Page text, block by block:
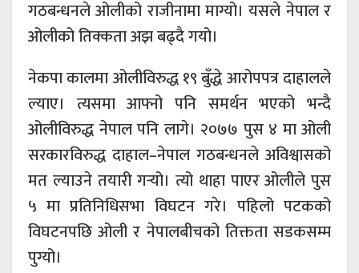
गठबन्धनले ओलीको राजीनामा माग्यो। यसले नेपाल र
ओलीको तिक्कता अझ बढ्दै गयो।
नेकपा कालमा ओलीविरुद्ध १९ बुँद्धे आरोपपत्र दाहालले
ल्याए। त्यसमा आफ्नो पनि समर्थन भएको भन्दै
ओलीविरुद्ध नेपाल पनि लागे। २०७७ पुस ४ मा ओली
सरकारविरुद्ध दाहाल–नेपाल गठबन्धनले अविश्वासको
मत ल्याउने तयारी गर्‍यो। त्यो थाहा पाएर ओलीले पुस
५ मा प्रतिनिधिसभा विघटन गरे। पहिलो पटकको
विघटनपछि ओली र नेपालबीचको तिक्तता सडकसम्म
पुग्यो।